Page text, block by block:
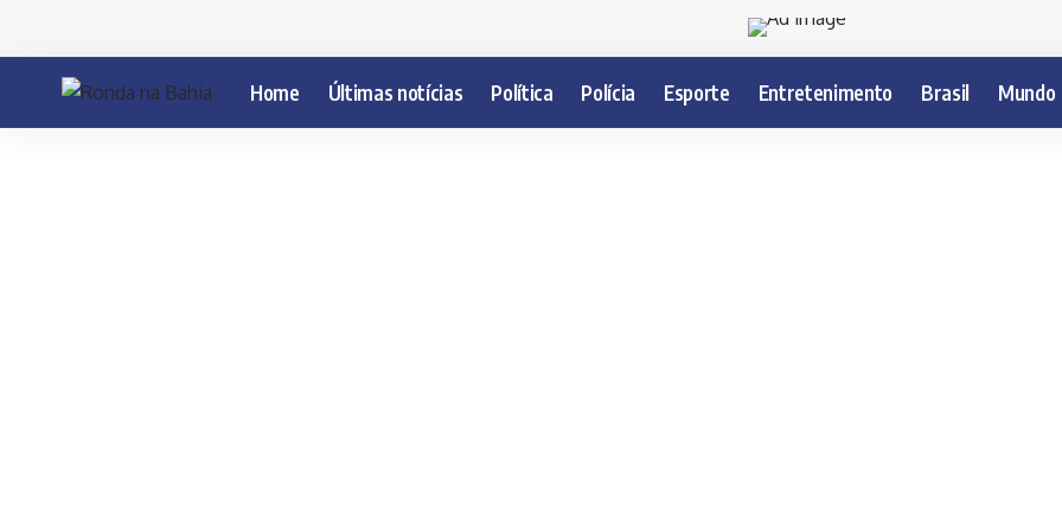
Home Últimas notícias Política Polícia Esporte Entretenimento Brasil Mundo